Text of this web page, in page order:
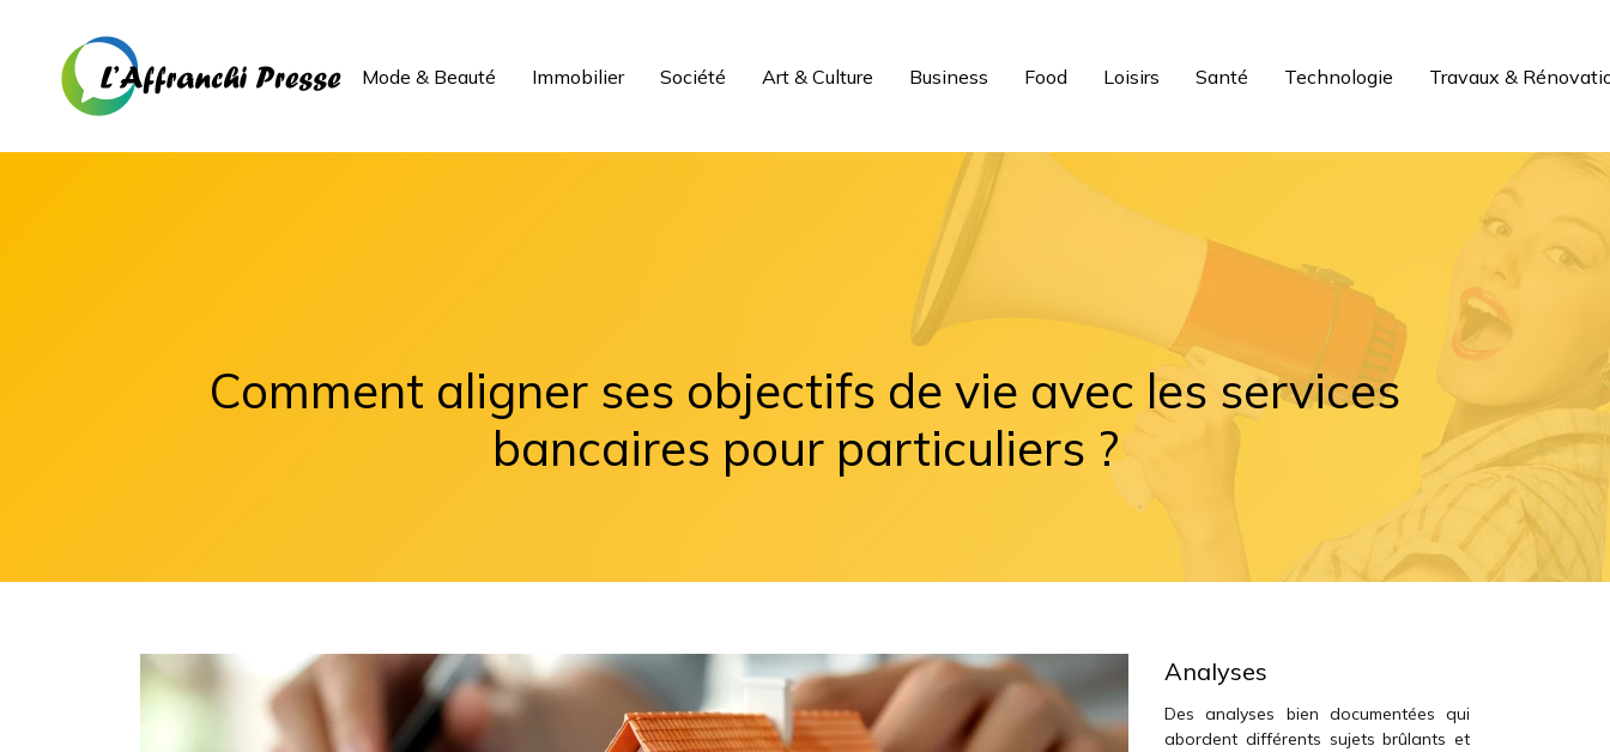
Mode & Beauté Immobilier Société Art & Culture Business Food Loisirs Santé Technologie Travaux &
Comment aligner ses objectifs de vie avec les services
bancaires pour particuliers ?
Analyses
Des analyses bien documentées qui
abordent différents sujets brûlants et